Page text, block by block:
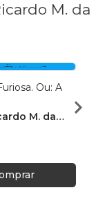
M. da
Ou: A
M. da